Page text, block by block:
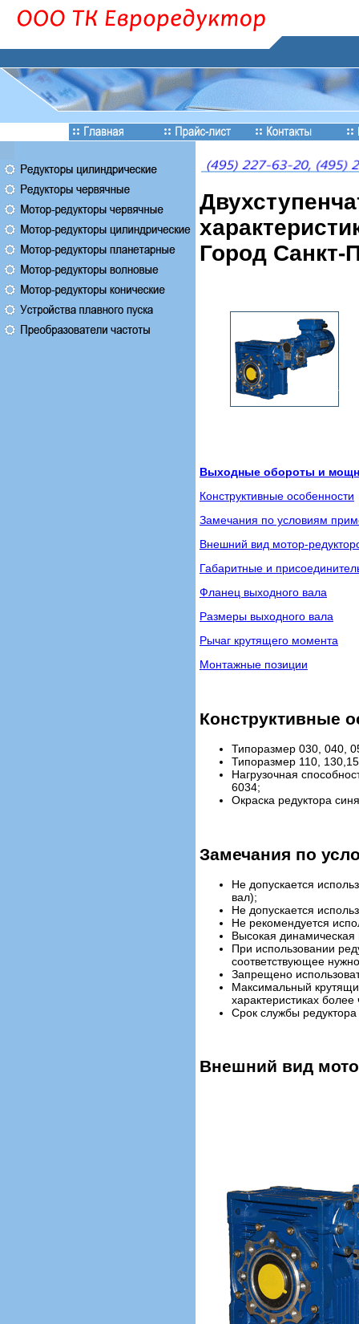
Город Санкт-
Выходные обороты и
Конструктивные особенности
Замечания по условиям
Внешний вид мотор-
Габаритные и
Фланец выходного вала
Размеры выходного вала
Рычаг крутящего момента
Монтажные позиции
Конструктивные
Типоразмер 030, 040,
Типоразмер 110,
Нагрузочная
6034;
Окраска редуктора
Замечания по
Не допускается
вал);
Не допускается
Не рекомендуется
Высокая динамическая
При использовании
соответствующее
Запрещено
Максимальный
характеристиках
Срок службы
Внешний вид